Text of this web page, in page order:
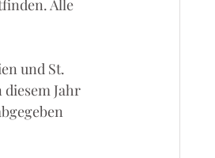
Alle
und St.
Jahr